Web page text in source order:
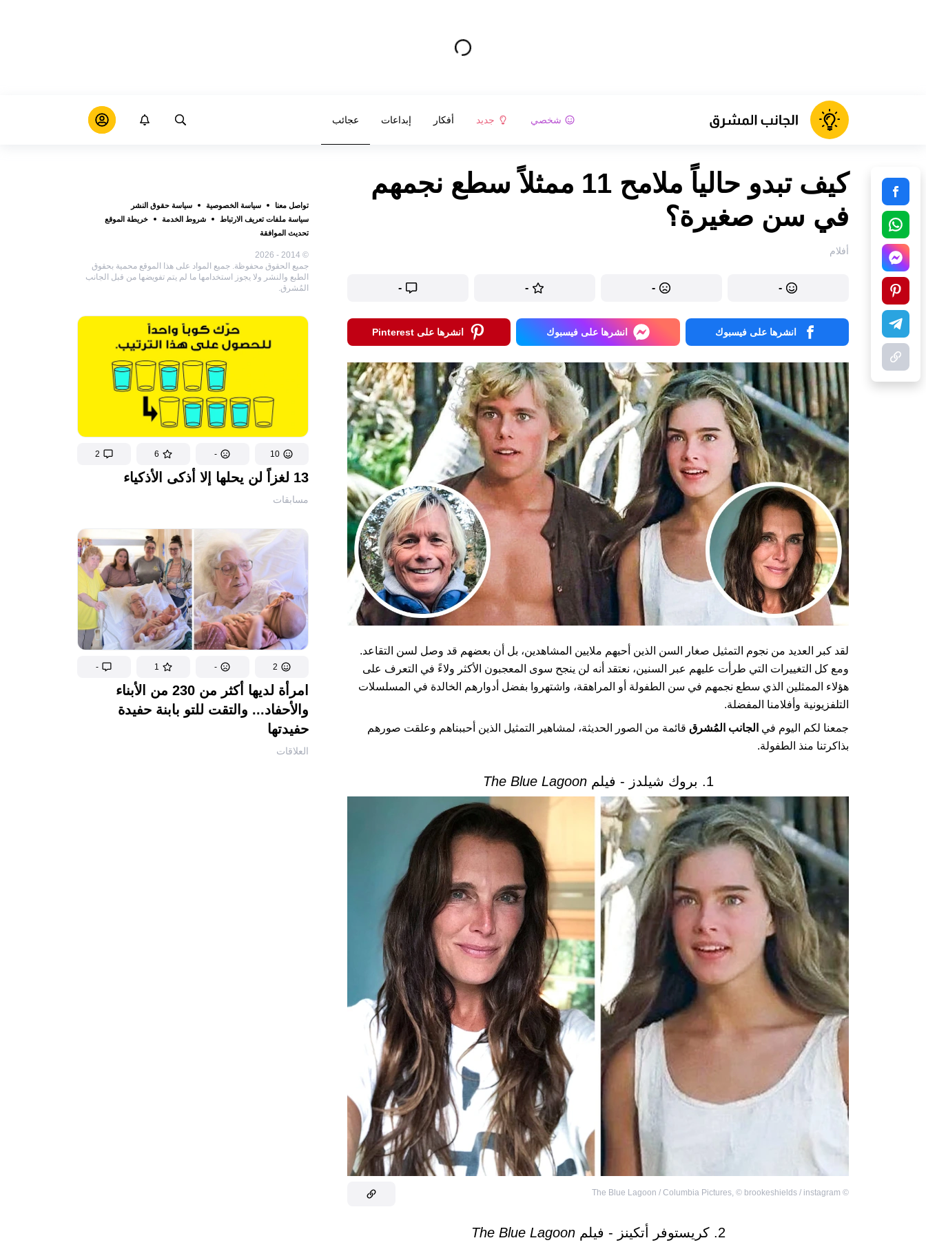
شخصي جديد أفكار إبداعات عجائب
تواصل معنا سياسة الخصوصية
سياسة حقوق النشر
سياسة ملفات تعريف الارتباط
شروط الخدمة
خريطة الموقع
تحديث الموافقة
© 2014 - 2026
جميع الحقوق محفوظة. جميع المواد على هذا الموقع محمية بحقوق
الطبع والنشر ولا يجوز استخدامها ما لم يتم تفويضها من قبل الجانب
المُشرق.
10
-
6
2
13 لغزاً لن يحلها إلا أذكى الأذكياء
مسابقات
2
-
1
-
امرأة لديها أكثر من 230 من الأبناء
والأحفاد... والتقت للتو بابنة حفيدة
حفيدتها
العلاقات
كيف تبدو حالياً ملامح 11 ممثلاً سطع نجمهم
في سن صغيرة؟
أفلام
-
-
-
-
انشرها على فيسبوك انشرها على فيسبوك انشرها على Pinterest
لقد كبر العديد من نجوم التمثيل صغار السن الذين أحبهم ملايين المشاهدين، بل أن بعضهم قد وصل لسن التقاعد.
ومع كل التغييرات التي طرأت عليهم عبر السنين، نعتقد أنه لن ينجح سوى المعجبون الأكثر ولاءً في التعرف على
هؤلاء الممثلين الذي سطع نجمهم في سن الطفولة أو المراهقة، واشتهروا بفضل أدوارهم الخالدة في المسلسلات
التلفزيونية وأفلامنا المفضلة.
جمعنا لكم اليوم في الجانب المُشرق قائمة من الصور الحديثة، لمشاهير التمثيل الذين أحببناهم وعلقت صورهم
بذاكرتنا منذ الطفولة.
1. بروك شيلدز - فيلم The Blue Lagoon
©
The Blue Lagoon / Columbia Pictures, © brookeshields / instagram
2. كريستوفر أتكينز - فيلم The Blue Lagoon